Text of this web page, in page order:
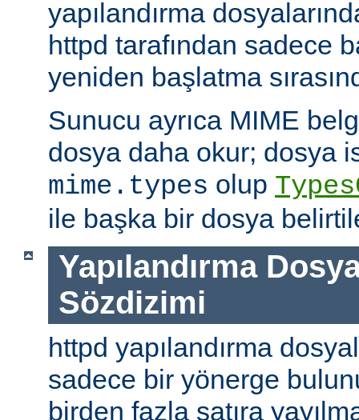
yapılandırma
httpd tarafından sadece
yeniden başlatma
Sunucu ayrıca MIME
dosya daha okur; dosya
mime.types olup
ile başka bir dosya
Yapılandırma
Sözdizimi
httpd yapılandırma
sadece bir yönerge
birden fazla satıra